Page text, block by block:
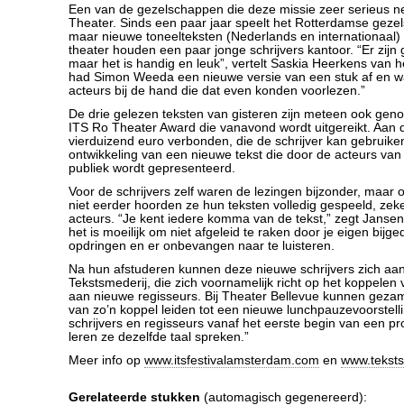
Een van de gezelschappen die deze missie zeer serieus
Theater. Sinds een paar jaar speelt het Rotterdamse
maar nieuwe toneelteksten (Nederlands en
theater houden een paar jonge schrijvers kantoor. “Er zijn
maar het is handig en leuk”, vertelt Saskia Heerkens van
had Simon Weeda een nieuwe versie van een stuk af en
acteurs bij de hand die dat even konden voorlezen.”
De drie gelezen teksten van gisteren zijn meteen ook
ITS Ro Theater Award die vanavond wordt uitgereikt. Aan
vierduizend euro verbonden, die de schrijver kan
ontwikkeling van een nieuwe tekst die door de acteurs
publiek wordt gepresenteerd.
Voor de schrijvers zelf waren de lezingen bijzonder, maar
niet eerder hoorden ze hun teksten volledig gespeeld,
acteurs. “Je kent iedere komma van de tekst,” zegt
het is moeilijk om niet afgeleid te raken door je eigen
opdringen en er onbevangen naar te luisteren.
Na hun afstuderen kunnen deze nieuwe schrijvers zich
Tekstsmederij, die zich voornamelijk richt op het koppelen
aan nieuwe regisseurs. Bij Theater Bellevue kunnen
van zo’n koppel leiden tot een nieuwe
schrijvers en regisseurs vanaf het eerste begin van een
leren ze dezelfde taal spreken.”
Meer info op www.itsfestivalamsterdam.com en
Gerelateerde stukken (automagisch gegenereerd):